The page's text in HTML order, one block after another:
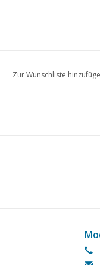
Zur Wunschliste